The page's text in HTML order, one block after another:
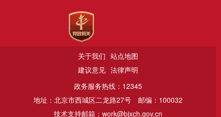
关于我们 站点地图
建议意见 法律声明
政务服务热线：12345
地址：北京市西城区二龙路27号
邮编：100032
技术支持邮箱：work@bjxch.gov.cn